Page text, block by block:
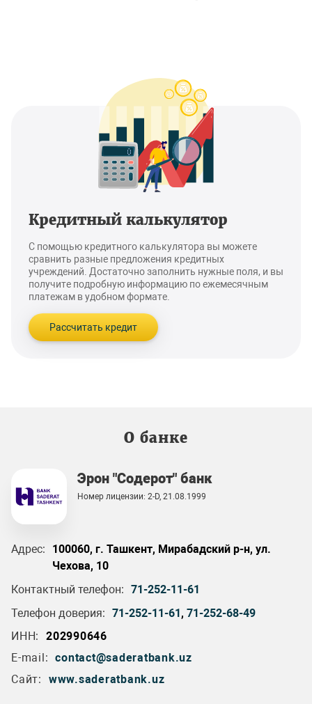
Кредитный калькулятор
С помощью кредитного калькулятора вы можете
сравнить разные предложения кредитных
учреждений. Достаточно заполнить нужные поля, и вы
получите подробную информацию по ежемесячным
платежам в удобном формате.
Рассчитать кредит
О банке
Эрон "Содерот" банк
Номер лицензии: 2-D, 21.08.1999
Адрес:
100060, г. Ташкент, Мирабадский р-н, ул.
Чехова, 10
Контактный телефон: 71-252-11-61
Телефон доверия: 71-252-11-61, 71-252-68-49
ИНН:
202990646
E-mail: contact@saderatbank.uz
Сайт:
www.saderatbank.uz